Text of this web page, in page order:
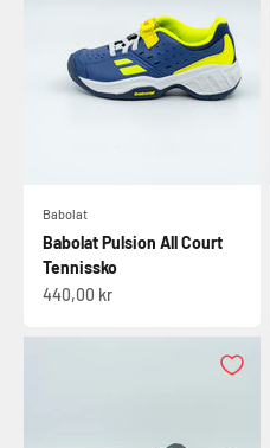
Babolat
Babolat Pulsion All Court
Tennissko
Salgspris
440,00 kr